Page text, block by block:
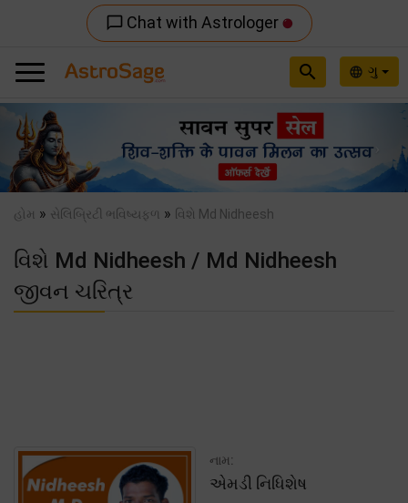
chat_bubble_outline Chat with Astrologer
language ગુ
search
Previous
હોમ » સેલિબ્રિટી ભવિષ્યફળ » વિશે Md Nidheesh
વિશે Md Nidheesh / Md Nidheesh
જીવન ચરિત્ર
નામ:
એમડી નિધિશેષ